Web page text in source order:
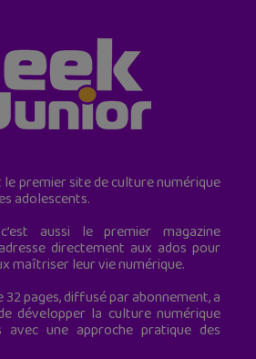
le premier site de culture numérique
adolescents.
aussi le premier magazine
directement aux ados pour
maîtriser leur vie numérique.
32 pages, diffusé par abonnement, a
développer la culture numérique
avec une approche pratique des